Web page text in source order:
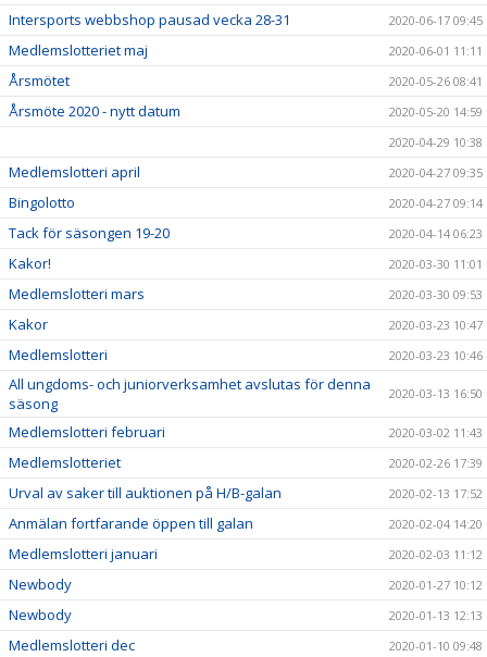
Intersports webbshop pausad vecka 28-31 2020-06-17 09:45
Medlemslotteriet maj 2020-06-01 11:11
Årsmötet 2020-05-26 08:41
Årsmöte 2020 - nytt datum
2020-05-20 14:59
2020-04-29 10:38
Medlemslotteri april 2020-04-27 09:35
Bingolotto 2020-04-27 09:14
Tack för säsongen 19-20 2020-04-14 06:23
Kakor! 2020-03-30 11:01
Medlemslotteri mars 2020-03-30 09:53
Kakor 2020-03-23 10:47
Medlemslotteri 2020-03-23 10:46
All ungdoms- och juniorverksamhet avslutas för denna
säsong
2020-03-13 16:50
Medlemslotteri februari 2020-03-02 11:43
Medlemslotteriet 2020-02-26 17:39
Urval av saker till auktionen på H/B-galan 2020-02-13 17:52
Anmälan fortfarande öppen till galan 2020-02-04 14:20
Medlemslotteri januari 2020-02-03 11:12
Newbody 2020-01-27 10:12
Newbody 2020-01-13 12:13
Medlemslotteri dec 2020-01-10 09:48